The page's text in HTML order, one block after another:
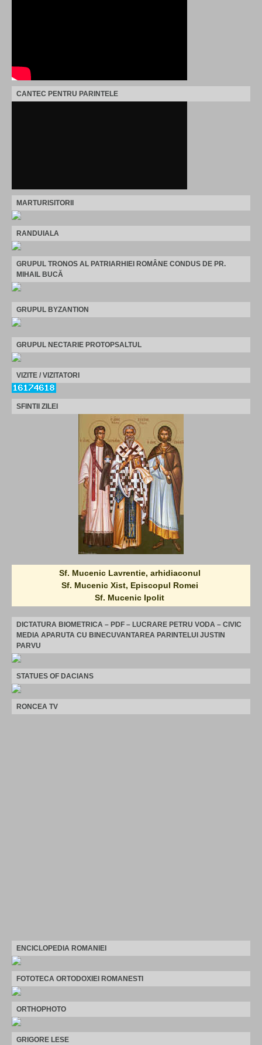
CANTEC PENTRU PARINTELE
MARTURISITORII
RANDUIALA
GRUPUL TRONOS AL PATRIARHIEI ROMÂNE CONDUS DE PR.
MIHAIL BUCĂ
GRUPUL BYZANTION
GRUPUL NECTARIE PROTOPSALTUL
VIZITE / VIZITATORI
SFINTII ZILEI
Sf. Mucenic Lavrentie, arhidiaconul
Sf. Mucenic Xist, Episcopul Romei
Sf. Mucenic Ipolit
DICTATURA BIOMETRICA – PDF – LUCRARE PETRU VODA – CIVIC
MEDIA APARUTA CU BINECUVANTAREA PARINTELUI JUSTIN
PARVU
STATUES OF DACIANS
RONCEA TV
ENCICLOPEDIA ROMANIEI
FOTOTECA ORTODOXIEI ROMANESTI
ORTHOPHOTO
GRIGORE LESE